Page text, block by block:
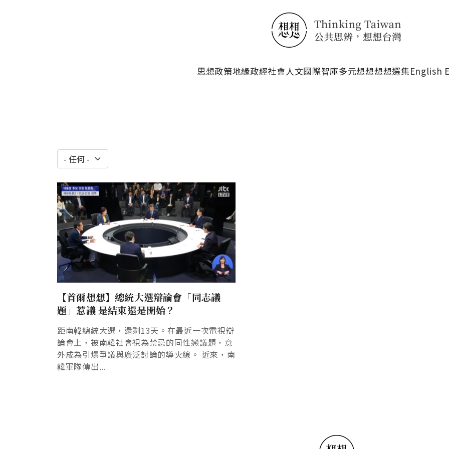
思想政策地緣政經社會人文國際智庫多元想想想想選集English
【首爾想想】總統大選辯論會「同志議
題」惹議 是結束還是開始？
距南韓總統大選，還剩13天。在最近一次電視辯
論會上，被南韓社會視為禁忌的同性戀議題，意
外成為引爆爭議與廣泛討論的導火線。 近來，南
韓軍隊傳出...